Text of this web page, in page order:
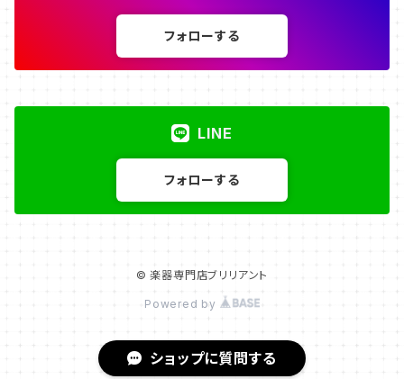
フォローする
LINE
フォローする
© 楽器専門店ブリリアント
Powered by
ショップに質問する